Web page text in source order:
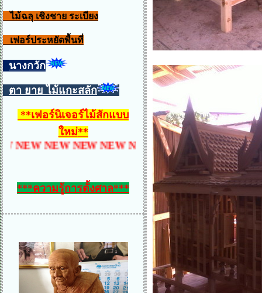
ไม้ฉลุ เชิงชาย ระเบียง
เฟอร์ประหยัดพื้นที่
นางกวัก
ตา ยาย ไม้แกะสลัก
**เฟอร์นิเจอร์ไม้สักแบบ
ใหม่**
NEW NEW NEW NEW NEW NEW NEW
***ความรู้การตั้งศาล***